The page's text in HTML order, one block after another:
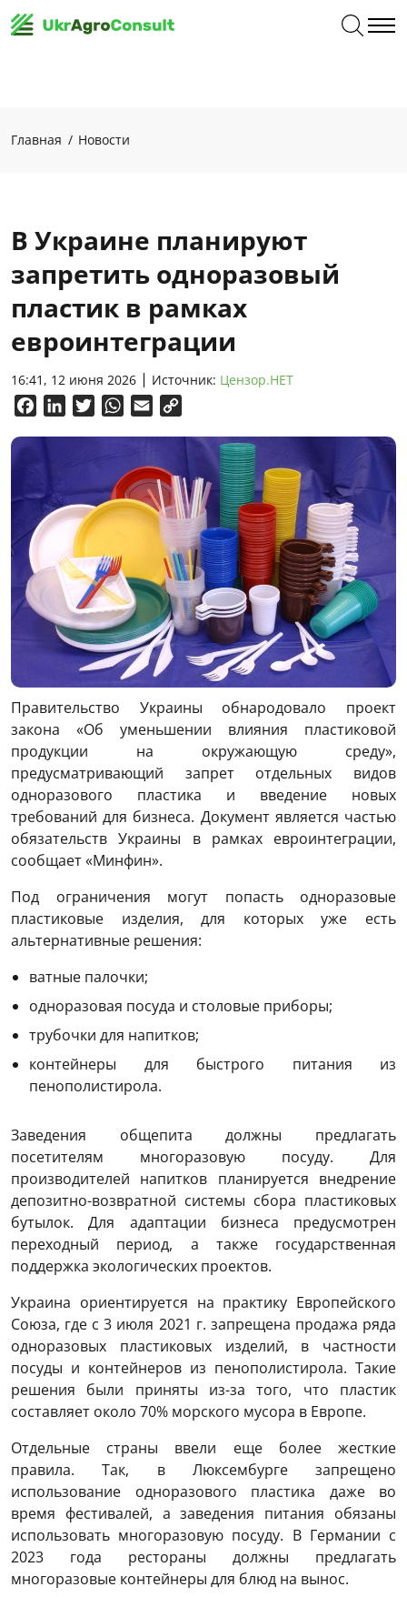
Главная Новости
В Украине планируют
запретить одноразовый
пластик в рамках
евроинтеграции
16:41, 12 июня 2026 Источник: Цензор.НЕТ
FacebookLinkedInTwitterWhatsApp
Email
Правительство Украины обнародовало проект
закона «Об уменьшении влияния пластиковой
продукции на окружающую среду»,
предусматривающий запрет отдельных видов
одноразового пластика и введение новых
требований для бизнеса. Документ является частью
обязательств Украины в рамках евроинтеграции,
сообщает «Минфин».
Под ограничения могут попасть одноразовые
пластиковые изделия, для которых уже есть
альтернативные решения:
ватные палочки;
одноразовая посуда и столовые приборы;
трубочки для напитков;
контейнеры для быстрого питания из
пенополистирола.
Заведения общепита должны предлагать
посетителям многоразовую посуду. Для
производителей напитков планируется внедрение
депозитно-возвратной системы сбора пластиковых
бутылок. Для адаптации бизнеса предусмотрен
переходный период, а также государственная
поддержка экологических проектов.
Украина ориентируется на практику Европейского
Союза, где с 3 июля 2021 г. запрещена продажа ряда
одноразовых пластиковых изделий, в частности
посуды и контейнеров из пенополистирола. Такие
решения были приняты из-за того, что пластик
составляет около 70% морского мусора в Европе.
Отдельные страны ввели еще более жесткие
правила. Так, в Люксембурге запрещено
использование одноразового пластика даже во
время фестивалей, а заведения питания обязаны
использовать многоразовую посуду. В Германии с
2023 года рестораны должны предлагать
многоразовые контейнеры для блюд на вынос.